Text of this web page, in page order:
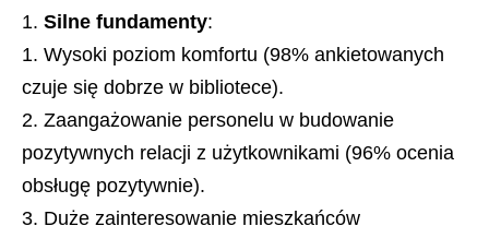
Silne fundamenty:
Wysoki poziom komfortu (98% ankietowanych
czuje się dobrze w bibliotece).
Zaangażowanie personelu w budowanie
pozytywnych relacji z użytkownikami (96% ocenia
obsługę pozytywnie).
Duże zainteresowanie mieszkańców